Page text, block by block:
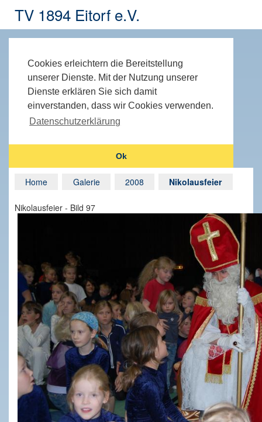
TV 1894 Eitorf e.V.
Cookies erleichtern die Bereitstellung
unserer Dienste. Mit der Nutzung unserer
Dienste erklären Sie sich damit
einverstanden, dass wir Cookies verwenden.
Datenschutzerklärung
Ok
Home Galerie 2008 Nikolausfeier
Nikolausfeier - Bild 97